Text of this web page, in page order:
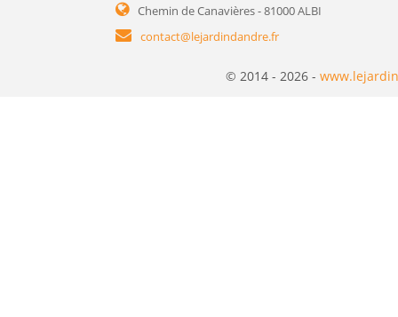
Chemin de Canavières - 81000 ALBI
contact@lejardindandre.fr
© 2014 - 2026 -